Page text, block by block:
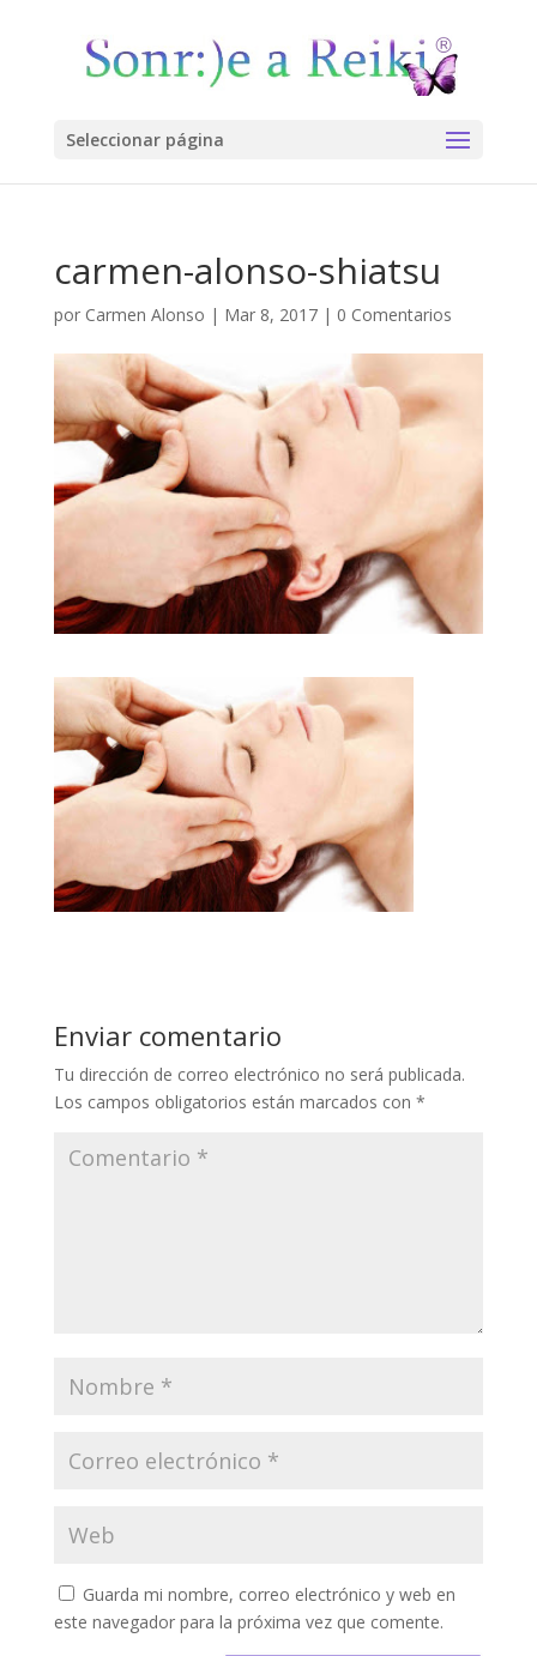
Seleccionar página
carmen-alonso-shiatsu
por Carmen Alonso | Mar 8, 2017| 0 Comentarios
Enviar comentario
Tu dirección de correo electrónico no será publicada.
Los campos obligatorios están marcados con *
Guarda mi nombre, correo electrónico y web en
este navegador para la próxima vez que comente.